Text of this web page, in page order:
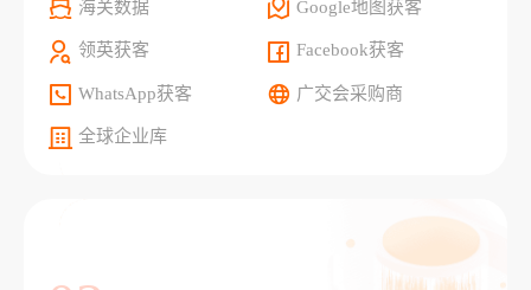
海关数据 Google地图获客
领英获客 Facebook获客
WhatsApp获客 广交会采购商
全球企业库